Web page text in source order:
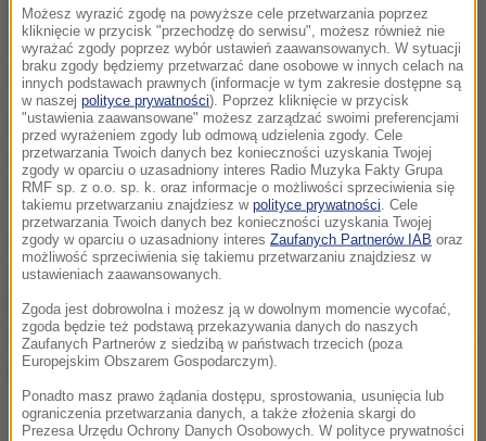
udzieliło mu Uniwersyteckie Centrum Medycyny
Weterynaryjnej w Poznaniu. Niestety konieczna była
amputacja łapy.
Ferdynand wyglądał jak tasiemiec. Przerażony
wypłosz, ale bardzo ciekawy świata - podało ZOO.
Zwierzęta całe życie spędziły w klatkach.
Zwierzaki są już nakarmione i bezpieczne. Od dzisiaj
mogą także korzystać ze specjalnego wybiegu w
Domu Lisów. Zwierzęta mają być ambasadorami idei
wprowadzenia zakazu hodowli zwierząt na potrzeby
przemysłu futrzarskiego.
Możesz wyrazić zgodę na powyższe cele przetwarzania poprzez
kliknięcie w przycisk "przechodzę do serwisu", możesz również nie
wyrażać zgody poprzez wybór ustawień zaawansowanych. W sytuacji
braku zgody będziemy przetwarzać dane osobowe w innych celach na
innych podstawach prawnych (informacje w tym zakresie dostępne są
w naszej polityce prywatności). Poprzez kliknięcie w przycisk
"ustawienia zaawansowane" możesz zarządzać swoimi preferencjami
przed wyrażeniem zgody lub odmową udzielenia zgody. Cele
przetwarzania Twoich danych bez konieczności uzyskania Twojej
zgody w oparciu o uzasadniony interes Radio Muzyka Fakty Grupa
RMF sp. z o.o. sp. k. oraz informacje o możliwości sprzeciwienia się
takiemu przetwarzaniu znajdziesz w polityce prywatności . Cele
przetwarzania Twoich danych bez konieczności uzyskania Twojej
zgody w oparciu o uzasadniony interes Zaufanych Partnerów IAB oraz
możliwość sprzeciwienia się takiemu przetwarzaniu znajdziesz w
ustawieniach zaawansowanych.
Zgoda jest dobrowolna i możesz ją w dowolnym momencie wycofać,
zgoda będzie też podstawą przekazywania danych do naszych
Zaufanych Partnerów z siedzibą w państwach trzecich (poza
Europejskim Obszarem Gospodarczym).
Ponadto masz prawo żądania dostępu, sprostowania, usunięcia lub
ograniczenia przetwarzania danych, a także złożenia skargi do
Prezesa Urzędu Ochrony Danych Osobowych. W polityce prywatności